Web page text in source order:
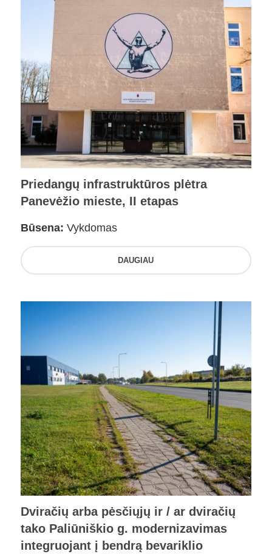
Priedangų infrastruktūros plėtra
Panevėžio mieste, II etapas
Būsena: Vykdomas
DAUGIAU
Dviračių arba pėsčiųjų ir / ar dviračių
tako Paliūniškio g. modernizavimas
integruojant į bendrą bevariklio